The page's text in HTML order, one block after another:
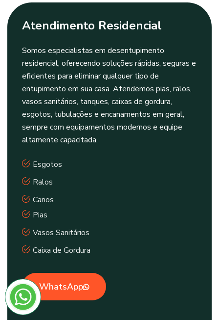
Atendimento Residencial
Somos especialistas em desentupimento
residencial, oferecendo soluções rápidas, seguras e
eficientes para eliminar qualquer tipo de
entupimento em sua casa. Atendemos pias, ralos,
vasos sanitários, tanques, caixas de gordura,
esgotos, tubulações e encanamentos em geral,
sempre com equipamentos modernos e equipe
altamente capacitada.
Esgotos
Ralos
Canos
Pias
Vasos Sanitários
Caixa de Gordura
WhatsApp